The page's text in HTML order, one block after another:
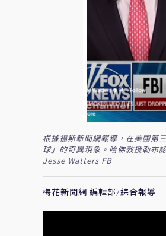
根據福斯新聞網報導，在美國第
球」的奇異現象。哈佛教授勒布
Jesse Watters FB
梅花新聞網 編輯部/綜合報導